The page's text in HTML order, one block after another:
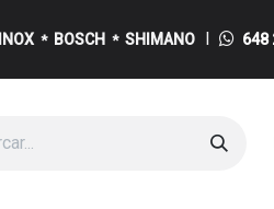
* BOSCH * SHIMANO I 648